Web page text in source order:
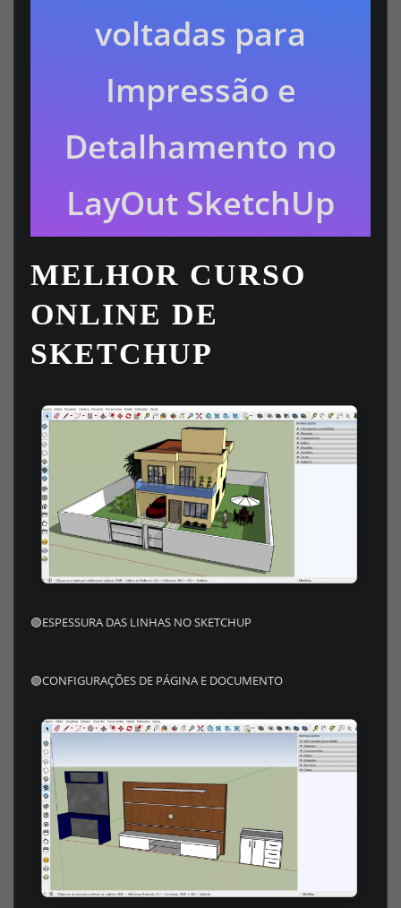
voltadas para
Impressão e
Detalhamento no
LayOut SketchUp
MELHOR CURSO
ONLINE DE
SKETCHUP
🟢ESPESSURA DAS LINHAS NO SKETCHUP
🟢CONFIGURAÇÕES DE PÁGINA E DOCUMENTO